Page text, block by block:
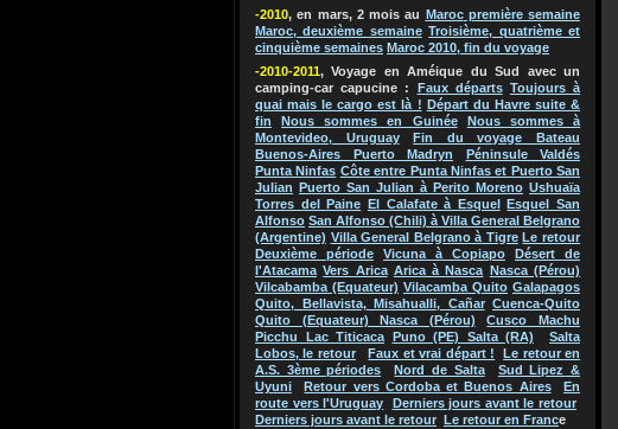
-2010, en mars, 2 mois au Marocpremière semaine
Maroc, deuxième semaine Troisième, quatrième et
cinquième semaines Maroc 2010, fin du voyage
-2010-2011, Voyage en Améique du Sud avec un
camping-car capucine : Faux départs Toujours à
quai mais le cargo est là ! Départ du Havre suite &
fin
Nous sommes en Guinée
Nous sommes à
Montevideo, Uruguay
Fin du voyage Bateau
Buenos-Aires Puerto Madryn
Péninsule Valdés
Punta Ninfas Côte entre Punta Ninfas et Puerto San
Julian
Puerto San Julian à Perito Moreno Ushuaïa
Torres del Paine
El Calafate à Esquel
Esquel San
Alfonso San Alfonso (Chili) à Villa General Belgrano
(Argentine) Villa General Belgrano à Tigre Le retour
Deuxième période
Vicuna à Copiapo
Désert de
l'Atacama Vers Arica Arica à Nasca
Nasca (Pérou)
Vilcabamba (Equateur) Vilacamba Quito Galapagos
Quito, Bellavista, Misahualli, Cañar Cuenca-Quito
Quito (Equateur) Nasca (Pérou)
Cusco Machu
Picchu Lac Titicaca
Puno (PE) Salta (RA)
Salta
Lobos, le retour
Faux et vrai départ !
Le retour en
A.S. 3ème périodes
Nord de Salta
Sud Lipez &
Uyuni
Retour vers Cordoba et Buenos Aires
En
route vers l'Uruguay
Derniers jours avant le retour
Derniers jours avant le retour
Le retour en France